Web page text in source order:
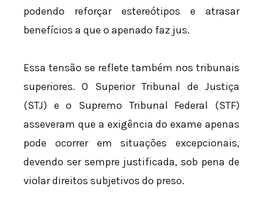
podendo reforçar estereótipos e atrasar
benefícios a que o apenado faz jus.
Essa tensão se reflete também nos tribunais
superiores. O Superior Tribunal de Justiça
(STJ) e o Supremo Tribunal Federal (STF)
asseveram que a exigência do exame apenas
pode ocorrer em situações excepcionais,
devendo ser sempre justificada, sob pena de
violar direitos subjetivos do preso.